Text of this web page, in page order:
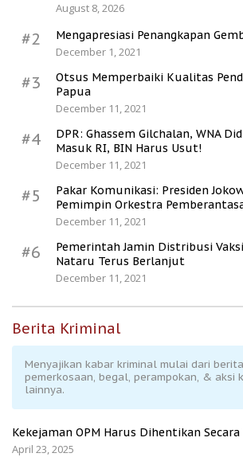
August 8, 2026
#2
Mengapresiasi Penangkapan
December 1, 2021
#3
Otsus Memperbaiki Kualitas
Papua
December 11, 2021
#4
DPR: Ghassem Gilchalan, WNA
Masuk RI, BIN Harus Usut!
December 11, 2021
#5
Pakar Komunikasi: Presiden
Pemimpin Orkestra
December 11, 2021
#6
Pemerintah Jamin Distribusi
Nataru Terus Berlanjut
December 11, 2021
Berita Kriminal
Menyajikan kabar kriminal mulai dari
pemerkosaan, begal, perampokan, & aksi
lainnya.
Kekejaman OPM Harus Dihentikan Secara
April 23, 2025